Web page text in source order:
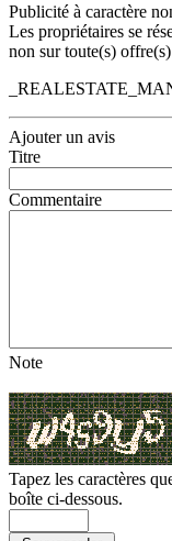
Publicité à caractère
Les propriétaires se
non sur toute(s)
Ajouter un avis
Titre
Commentaire
Note
Tapez les caractères
boîte ci-dessous.